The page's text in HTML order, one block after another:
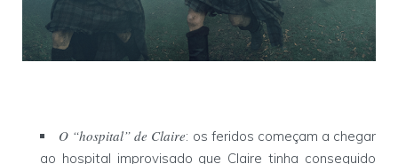
O “hospital” de Claire: os feridos começam a chegar
ao hospital improvisado que Claire tinha conseguido